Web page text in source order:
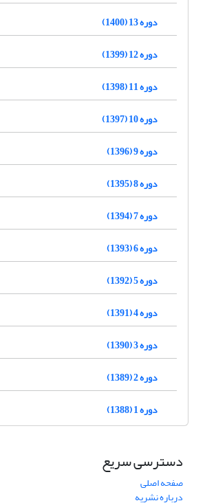
دوره 13 (1400)
دوره 12 (1399)
دوره 11 (1398)
دوره 10 (1397)
دوره 9 (1396)
دوره 8 (1395)
دوره 7 (1394)
دوره 6 (1393)
دوره 5 (1392)
دوره 4 (1391)
دوره 3 (1390)
دوره 2 (1389)
دوره 1 (1388)
دسترسی سریع
صفحه اصلی
درباره نشریه